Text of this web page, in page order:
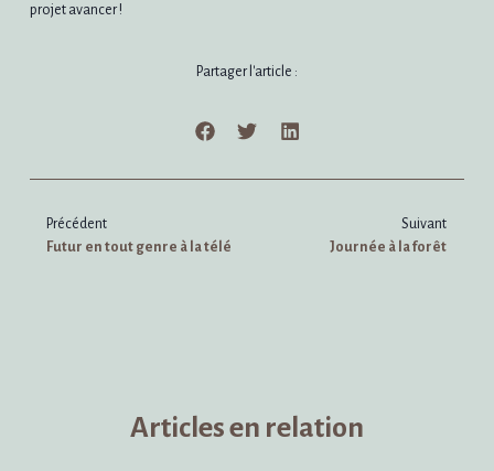
projet avancer !
Partager l'article :
Précédent
Futur en tout genre à la télé
Suivant
Journée à la forêt
Articles en relation